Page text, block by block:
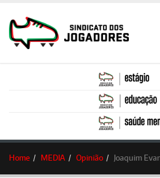
Home MEDIA Opinião Joaquim